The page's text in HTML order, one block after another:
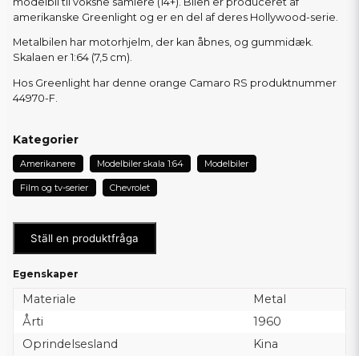
amerikanske Greenlight og er en del af deres Hollywood-serie.
Metalbilen har motorhjelm, der kan åbnes, og gummidæk.
Skalaen er 1:64 (7,5 cm).
Hos Greenlight har denne orange Camaro RS produktnummer
44970-F.
Kategorier
Amerikanere Modelbiler skala 1:64 Modelbiler
Film og tv-serier Chevrolet
Ställ en produktfråga
Egenskaper
Materiale
Metal
Årti
1960
Oprindelsesland
Kina